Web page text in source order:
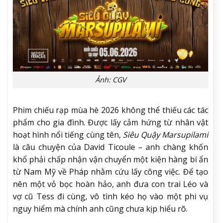
Ảnh: CGV
Phim chiếu rạp mùa hè 2026 không thể thiếu các tác
phẩm cho gia đình. Được lấy cảm hứng từ nhân vật
hoạt hình nổi tiếng cùng tên, Siêu Quậy Marsupilami
là câu chuyện của David Ticoule – anh chàng khốn
khổ phải chấp nhận vận chuyển một kiện hàng bí ẩn
từ Nam Mỹ về Pháp nhằm cứu lấy công việc. Để tạo
nên một vỏ bọc hoàn hảo, anh đưa con trai Léo và
vợ cũ Tess đi cùng, vô tình kéo họ vào một phi vụ
nguy hiểm mà chính anh cũng chưa kịp hiểu rõ.